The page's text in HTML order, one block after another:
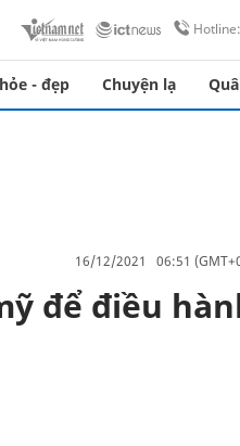
- đẹp Chuyện lạ
16/12/2021 06:51
để điều